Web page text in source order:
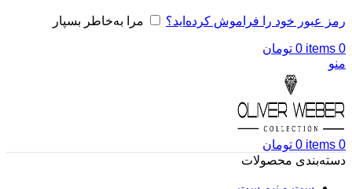
رمز عبور خود را فراموش کرده‌اید؟ مرا به‌خاطر بسپار
0
items
0 تومان
منو
0
items
0 تومان
دسته‌بندی محصولات